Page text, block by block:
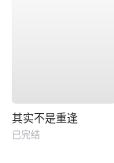
其实不是重逢
已完结